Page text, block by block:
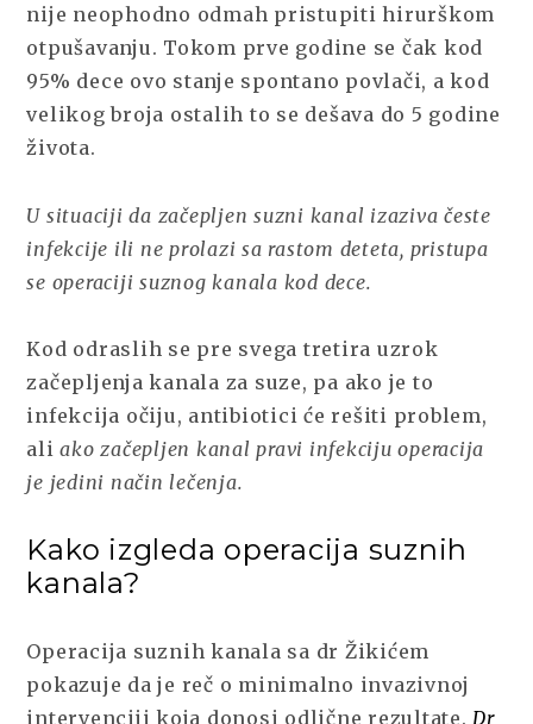
nije neophodno odmah pristupiti hirurškom
otpušavanju. Tokom prve godine se čak kod
95% dece ovo stanje spontano povlači, a kod
velikog broja ostalih to se dešava do 5 godine
života.
U situaciji da začepljen suzni kanal izaziva česte
infekcije ili ne prolazi sa rastom deteta, pristupa
se operaciji suznog kanala kod dece.
Kod odraslih se pre svega tretira uzrok
začepljenja kanala za suze, pa ako je to
infekcija očiju, antibiotici će rešiti problem,
aliako začepljen kanal pravi infekciju operacija
je jedini način lečenja.
Kako izgleda operacija suznih
kanala?
Operacija suznih kanala sa dr Žikićem
pokazuje da je reč o minimalno invazivnoj
intervenciji koja donosi odlične rezultate. Dr